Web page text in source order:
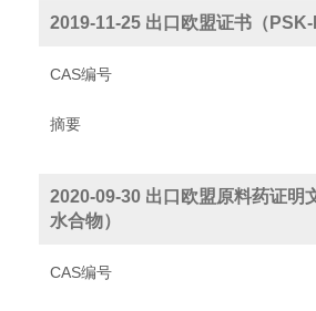
2019-11-25 出口欧盟证书（PSK-
CAS编号
摘要
2020-09-30 出口欧盟原料药证明
水合物）
CAS编号